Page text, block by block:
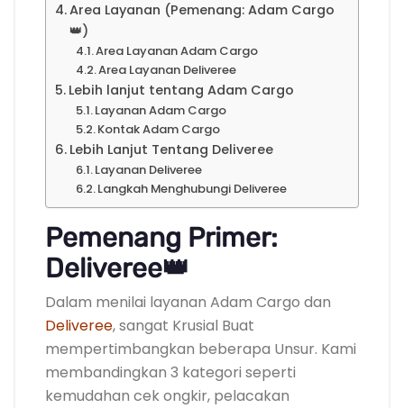
Area Layanan (Pemenang: Adam Cargo
👑)
Area Layanan Adam Cargo
Area Layanan Deliveree
Lebih lanjut tentang Adam Cargo
Layanan Adam Cargo
Kontak Adam Cargo
Lebih Lanjut Tentang Deliveree
Layanan Deliveree
Langkah Menghubungi Deliveree
Pemenang Primer:
Deliveree👑
Dalam menilai layanan Adam Cargo dan
Deliveree, sangat Krusial Buat
mempertimbangkan beberapa Unsur. Kami
membandingkan 3 kategori seperti
kemudahan cek ongkir, pelacakan